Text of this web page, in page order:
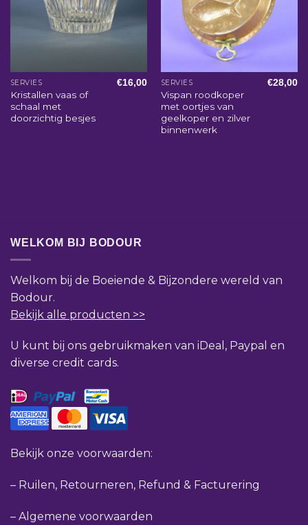
SERVIES
Kristallen vaas of
schaal met
doorzichtig besjes
€16,00 SERVIES
Vispan roodkoper
met oortjes van
geelkoper en zilver
binnenwerk
€28,00
WELKOM BIJ BODOUR
Welkom bij de Boeiende & Bijzondere wereld van
Bodour.
Bekijk alle producten >>
U kunt bij ons gebruikmaken van iDeal, Paypal en
diverse credit cards.
Bekijk onze voorwaarden:
– Ruilen, Retourneren, Refund & Facturering
– Algemene voorwaarden